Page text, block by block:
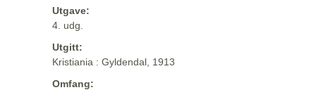
Utgave:
4. udg.
Utgitt:
Kristiania : Gyldendal, 1913
Omfang: